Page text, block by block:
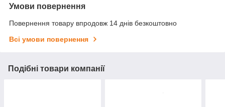
Умови повернення
Повернення товару впродовж 14 днів безкоштовно
Всі умови повернення
Подібні товари компанії